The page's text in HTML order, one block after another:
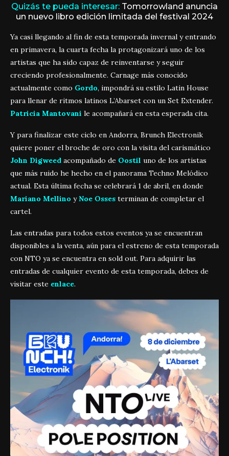
Quizás te pueda interesar: Tomorrowland anuncia
un nuevo libro edición limitada del festival 2024
Ya casi llegando al fin de esta temporada invernal y entrando
en primavera, la cuarta fecha la protagonizará uno de los
artistas que ha sido capaz de reinventarse y seguir
creciendo profesionalmente. Carnage más conocido
actualmente como Gordo, impondrá su estilo Latin House
para llenar de ritmos latinos L’Abarset con un Set Extender.
Patricia Mantovani le acompañará en esta esperada cita.
Y para finalizar este ciclo en Andorra, Brunch Electronik
quiere poner el broche de oro con la visita del carismático
John Digweed acompañado de Oostil uno de los artistas
que más ruido he hecho en el panorama Techno Melódico
actual. Esta última fecha se celebrará 1 de abril, en donde
Mariano Mellino yNoe Osses terminan de completar el
cartel.
Las entradas para todos estos eventos ya se encuentran
disponibles a la venta, aún para el estreno de esta temporada
con NTO ya se encuentra en sold out. Para adquirir las
entradas de cualquier evento de esta temporada, debes de
visitar este enlace.